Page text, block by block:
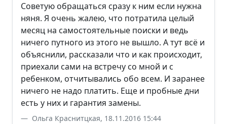
Советую обращаться сразу к ним если нужна
няня. Я очень жалею, что потратила целый
месяц на самостоятельные поиски и ведь
ничего путного из этого не вышло. А тут всё и
объяснили, рассказали что и как происходит,
приехали сами на встречу со мной и с
ребенком, отчитывались обо всем. И заранее
ничего не надо платить. Еще и пробные дни
есть у них и гарантия замены.
Ольга Краснитцкая, 18.11.2016 15:44